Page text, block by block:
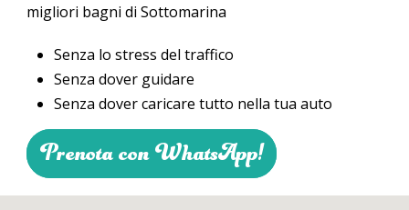
migliori bagni di Sottomarina
Senza lo stress del traffico
Senza dover guidare
Senza dover caricare tutto nella tua auto
Prenota con WhatsApp!